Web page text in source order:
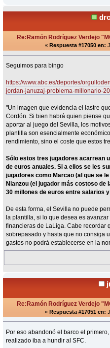
Re:Ramón Rodríguez Verdejo
« Respuesta #17050 en:
Seguimos para bingo
https://www.abc.es/deportes/
jordan-januzaj-problema-millonario-
"Un imagen que evidencia el lastre
Cordón. Si bien habrá quien piense
aportar al juego del Sevilla, los
plantilla son esencialmente
rendimiento, sino el coste que estos
Sólo estos tres jugadores acarrean
de euros anuales. Si a ellos se les
jugadores como Marcao (al que se
Nianzou (el jugador más costoso
30 millones de euros entre salarios
De esta forma, el Sevilla no puede
la plantilla, si lo que desea es
financieras de LaLiga. Cabe recordar
sobrepasado y hasta que no consiga
gastos no podrá establecerse en la
Re:Ramón Rodríguez Verdejo
« Respuesta #17051 en:
Por eso abandonó el barco el
realizado iba a hundir al SFC.